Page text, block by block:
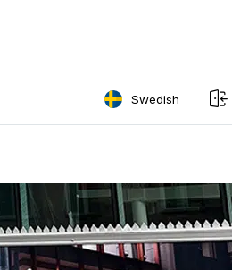
Swedish
Norwegian
French